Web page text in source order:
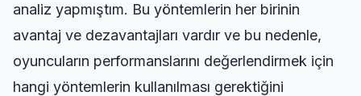
analiz yapmıştım. Bu yöntemlerin her birinin
avantaj ve dezavantajları vardır ve bu nedenle,
oyuncuların performanslarını değerlendirmek için
hangi yöntemlerin kullanılması gerektiğini